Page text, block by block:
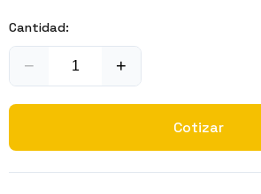
Cantidad:
− +
Cotizar